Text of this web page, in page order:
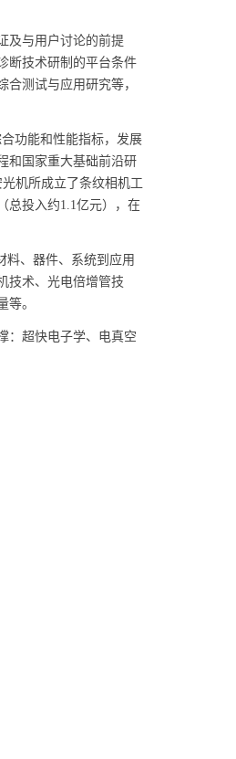
及与用户讨论的前提
断技术研制的平台条件
测试与应用研究等，
功能和性能指标，发展
和国家重大基础前沿研
机所成立了条纹相机工
总投入约1.1亿元），在
、器件、系统到应用
技术、光电倍增管技
。
超快电子学、电真空